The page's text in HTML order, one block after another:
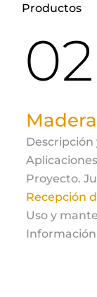
Productos
02
Descripción
Proyecto.
Recepción
Uso y